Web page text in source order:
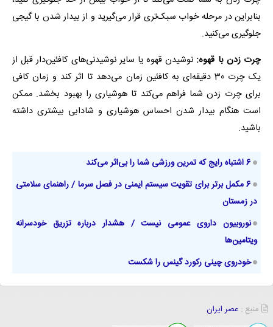
بنابراین در مرحله خواب سبک‌تری قرار می‌گیرید و از بیدار شدن با گیجی
جلوگیری می‌کنید.
چرت زدن با قهوه: نوشیدن قهوه یا سایر نوشیدنی‌های کافئین‌دار قبل از
یک چرت 30 دقیقه‌ای به کافئین زمان می‌دهد تا اثر کند و زمان کافی
برای چرت زدن شما فراهم می‌کند تا هوشیاری را بهبود بخشد. ممکن
است هنگام بیدار شدن احساس هوشیاری و شادابی بیشتری داشته
باشید.
6 اشتباه رایج که تمرین ورزشی شما را بی‌اثر می‌کند
6 مکمل برتر برای تقویت سیستم ایمنی در فصل سرما / راهنمای سلامتی
در زمستان
نوروبیون داروی عمومی نیست / هشدار درباره تزریق خودسرانه
ویتامین‌ها
خودروی چینی رکورد گینس را شکست
منبع : عصر ایران